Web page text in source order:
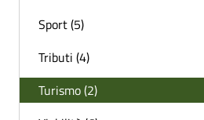
Sport (5)
Tributi (4)
Turismo (2)